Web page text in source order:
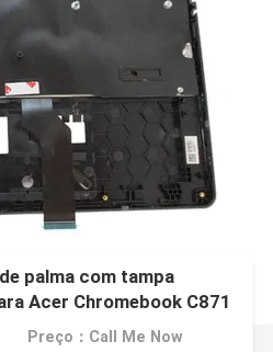
palma com tampa
Acer Chromebook C871
Preço：Call Me Now